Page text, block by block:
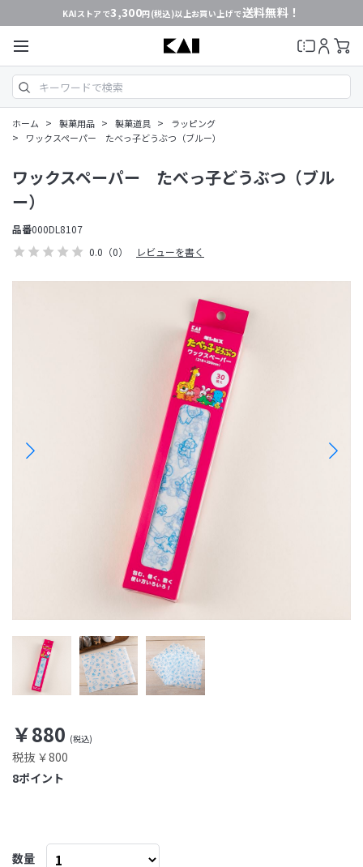
KAIストアで3,300円(税込)以上お買い上げで送料無料！
ホーム > 製菓用品 > 製菓道具 > ラッピング
> ワックスペーパー たべっ子どうぶつ（ブルー）
0.0 （0） レビューを書く
ワックスペーパー たべっ子どうぶつ（ブル
ー）
￥880
税抜 ￥800
品番000DL8107
ポイント
8
数量